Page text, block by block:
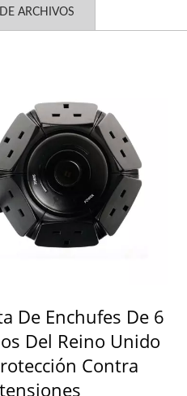
ARCHIVOS
De Enchufes De 6
Del Reino Unido
Contra